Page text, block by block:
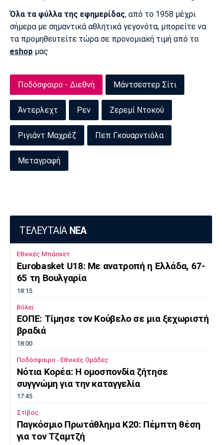
Όλα τα φύλλα της εφημερίδας, από το 1958 μέχρι
σήμερα με σημαντικά αθλητικά γεγονότα, μπορείτε να
τα προμηθευτείτε τώρα σε προνομιακή τιμή από το
eshop μας
Ποδόσφαιρο - Διεθνή Μάντσεστερ Σίτι
Άντερλεχτ Ρεν Ζερεμί Ντοκού
Ριγιάντ Μαχρέζ Πεπ Γκουαρντιόλα
Μεταγραφή
ΤΕΛΕΥΤΑΙΑ ΝΕΑ
Εθνικές Μπάσκετ
Eurobasket U18: Με ανατροπή η Ελλάδα, 67-
65 τη Βουλγαρία
18:15
Βόλεϊ
ΕΟΠΕ: Τίμησε τον Κούβελο σε μια ξεχωριστή
βραδιά
18:00
Ποδόσφαιρο - Εθνικές Ομάδες
Νότια Κορέα: Η ομοσπονδία ζήτησε
συγγνώμη για την καταγγελία
17:45
Στίβος
Παγκόσμιο Πρωτάθλημα Κ20: Πέμπτη θέση
για τον Τζαμτζή